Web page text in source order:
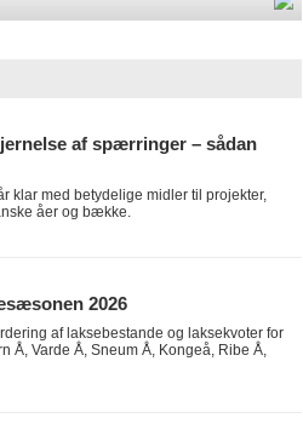
af spærringer – sådan
klar med betydelige midler til projekter,
åer og bække.
2026
af laksebestande og laksekvoter for
Å, Varde Å, Sneum Å, Kongeå, Ribe Å,